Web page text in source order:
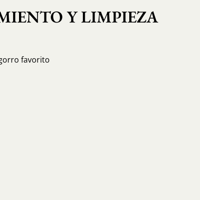
Y LIMPIEZA
favorito